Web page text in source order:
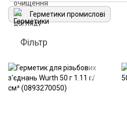
Герметики промислові
Фільтр